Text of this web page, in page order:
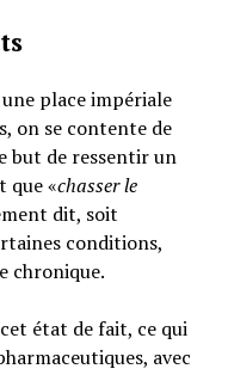
place impériale
on se contente de
but de ressentir un
que «chasser le
dit, soit
conditions,
chronique.
état de fait, ce qui
avec